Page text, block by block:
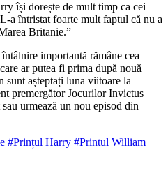
își dorește de mult timp ca cei
a întristat foarte mult faptul că nu a
Britanie.”
importantă rămâne cea
ar putea fi prima după nouă
așteptați luna viitoare la
premergător Jocurilor Invictus
urmează un nou episod din
#Prințul Harry #Printul William